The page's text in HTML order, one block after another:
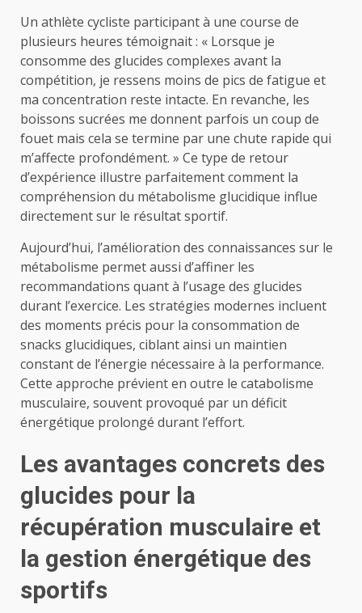
Un athlète cycliste participant à une course de
plusieurs heures témoignait : « Lorsque je
consomme des glucides complexes avant la
compétition, je ressens moins de pics de fatigue et
ma concentration reste intacte. En revanche, les
boissons sucrées me donnent parfois un coup de
fouet mais cela se termine par une chute rapide qui
m’affecte profondément. » Ce type de retour
d’expérience illustre parfaitement comment la
compréhension du métabolisme glucidique influe
directement sur le résultat sportif.
Aujourd’hui, l’amélioration des connaissances sur le
métabolisme permet aussi d’affiner les
recommandations quant à l’usage des glucides
durant l’exercice. Les stratégies modernes incluent
des moments précis pour la consommation de
snacks glucidiques, ciblant ainsi un maintien
constant de l’énergie nécessaire à la performance.
Cette approche prévient en outre le catabolisme
musculaire, souvent provoqué par un déficit
énergétique prolongé durant l’effort.
Les avantages concrets des
glucides pour la
récupération musculaire et
la gestion énergétique des
sportifs